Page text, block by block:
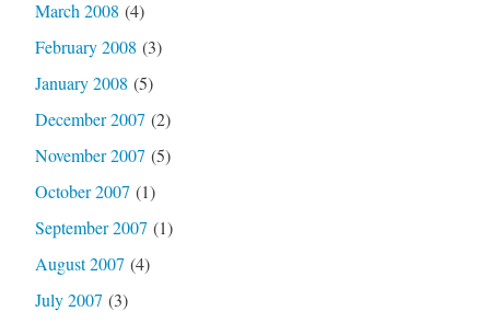
March 2008 (4)
February 2008 (3)
January 2008 (5)
December 2007 (2)
November 2007 (5)
October 2007 (1)
September 2007 (1)
August 2007 (4)
July 2007 (3)